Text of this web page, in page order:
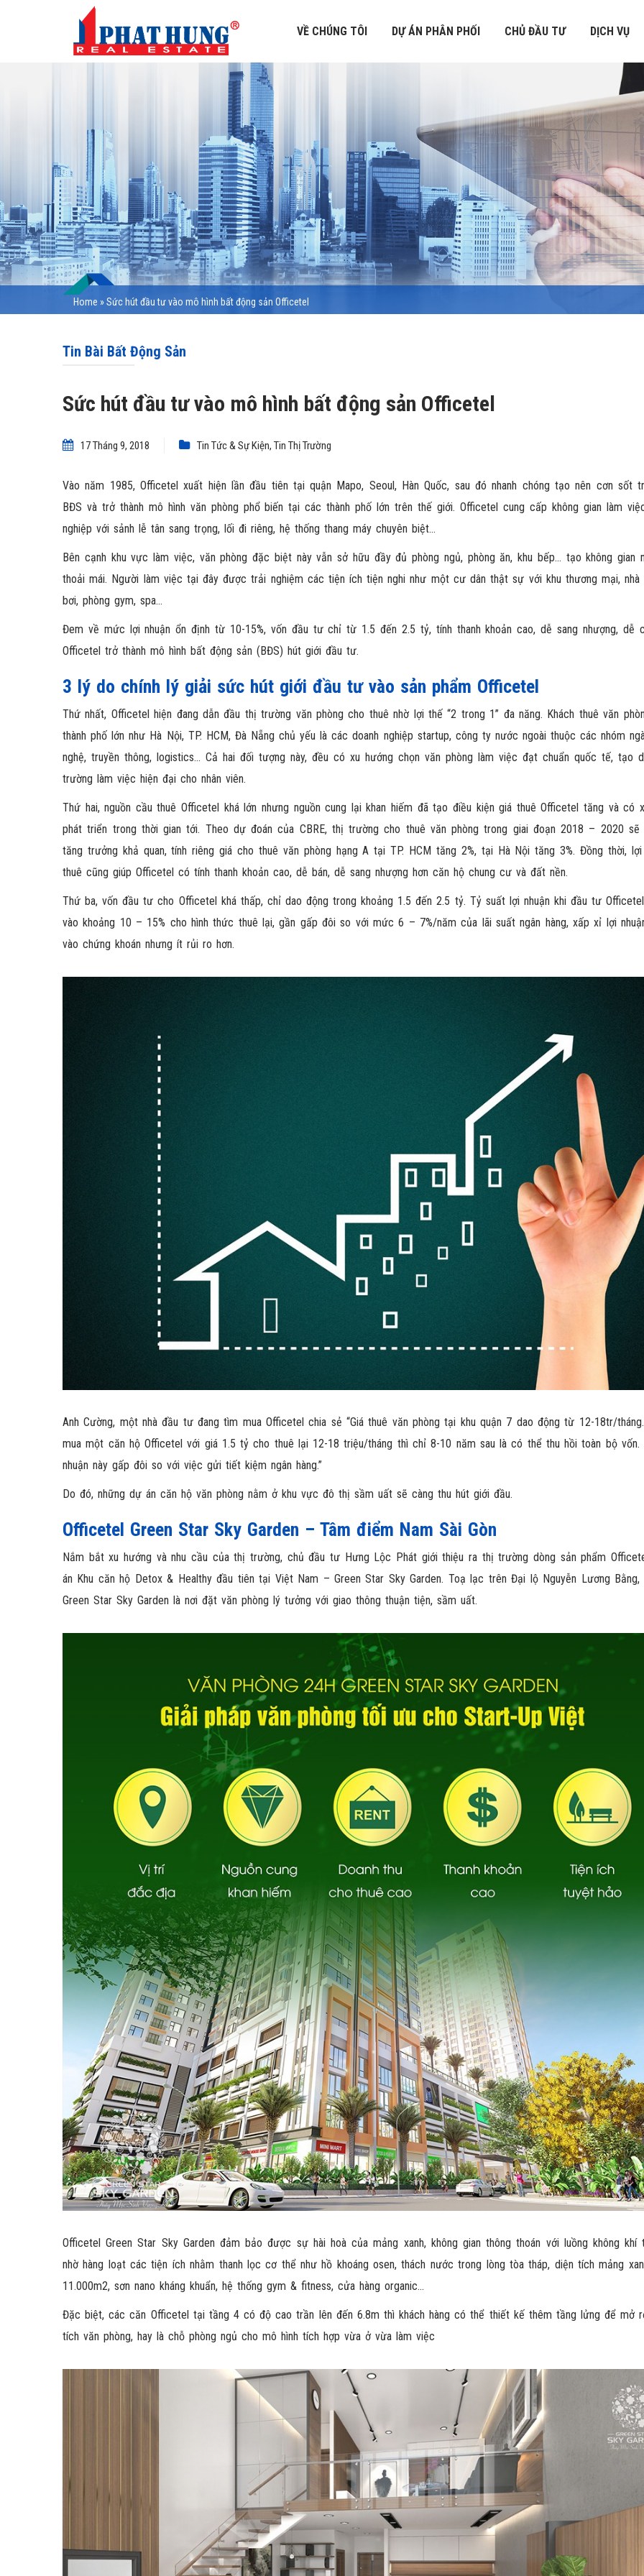
VỀ CHÚNG TÔI DỰ ÁN PHÂN PHỐI CHỦ ĐẦU TƯ DỊCH VỤ
Home »Sức hút đầu tư vào mô hình bất động sản Officetel
Tin Bài Bất Động Sản
Sức hút đầu tư vào mô hình bất động sản Officetel
17 Tháng 9, 2018 Tin Tức & Sự Kiện, Tin Thị Trường
Vào năm 1985, Officetel xuất hiện lần đầu tiên tại quận Mapo, Seoul, Hàn Quốc, sau đó nhanh chóng tạo nên cơn sốt
BĐS và trở thành mô hình văn phòng phổ biến tại các thành phố lớn trên thế giới. Officetel cung cấp không gian làm
nghiệp với sảnh lễ tân sang trọng, lối đi riêng, hệ thống thang máy chuyên biệt…
Bên cạnh khu vực làm việc, văn phòng đặc biệt này vẫn sở hữu đầy đủ phòng ngủ, phòng ăn, khu bếp… tạo không gian
thoải mái. Người làm việc tại đây được trải nghiệm các tiện ích tiện nghi như một cư dân thật sự với khu thương mại, nhà
bơi, phòng gym, spa…
Đem về mức lợi nhuận ổn định từ 10-15%, vốn đầu tư chỉ từ 1.5 đến 2.5 tỷ, tính thanh khoản cao, dễ sang nhượng, dễ
Officetel trở thành mô hình bất động sản (BĐS) hút giới đầu tư.
3 lý do chính lý giải sức hút giới đầu tư vào sản phẩm Officetel
Thứ nhất, Officetel hiện đang dẫn đầu thị trường văn phòng cho thuê nhờ lợi thế “2 trong 1” đa năng. Khách thuê văn
thành phố lớn như Hà Nội, TP. HCM, Đà Nẵng chủ yếu là các doanh nghiệp startup, công ty nước ngoài thuộc các nhóm
nghệ, truyền thông, logistics… Cả hai đối tượng này, đều có xu hướng chọn văn phòng làm việc đạt chuẩn quốc tế, tạo
trường làm việc hiện đại cho nhân viên.
Thứ hai, nguồn cầu thuê Officetel khá lớn nhưng nguồn cung lại khan hiếm đã tạo điều kiện giá thuê Officetel tăng và có
phát triển trong thời gian tới. Theo dự đoán của CBRE, thị trường cho thuê văn phòng trong giai đoạn 2018 – 2020
tăng trưởng khả quan, tính riêng giá cho thuê văn phòng hạng A tại TP. HCM tăng 2%, tại Hà Nội tăng 3%. Đồng thời,
thuê cũng giúp Officetel có tính thanh khoản cao, dễ bán, dễ sang nhượng hơn căn hộ chung cư và đất nền.
Thứ ba, vốn đầu tư cho Officetel khá thấp, chỉ dao động trong khoảng 1.5 đến 2.5 tỷ. Tỷ suất lợi nhuận khi đầu tư
vào khoảng 10 – 15% cho hình thức thuê lại, gần gấp đôi so với mức 6 – 7%/năm của lãi suất ngân hàng, xấp xỉ lợi
vào chứng khoán nhưng ít rủi ro hơn.
Anh Cường, một nhà đầu tư đang tìm mua Officetel chia sẻ “Giá thuê văn phòng tại khu quận 7 dao động từ 12-18tr/
mua một căn hộ Officetel với giá 1.5 tỷ cho thuê lại 12-18 triệu/tháng thì chỉ 8-10 năm sau là có thể thu hồi toàn bộ vốn.
nhuận này gấp đôi so với việc gửi tiết kiệm ngân hàng.”
Do đó, những dự án căn hộ văn phòng nằm ở khu vực đô thị sầm uất sẽ càng thu hút giới đầu.
Officetel Green Star Sky Garden – Tâm điểm Nam Sài Gòn
Nắm bắt xu hướng và nhu cầu của thị trường, chủ đầu tư Hưng Lộc Phát giới thiệu ra thị trường dòng sản phẩm
án Khu căn hộ Detox & Healthy đầu tiên tại Việt Nam – Green Star Sky Garden. Toạ lạc trên Đại lộ Nguyễn Lương Bằng,
Green Star Sky Garden là nơi đặt văn phòng lý tưởng với giao thông thuận tiện, sầm uất.
Officetel Green Star Sky Garden đảm bảo được sự hài hoà của mảng xanh, không gian thông thoán với luồng không khí
nhờ hàng loạt các tiện ích nhằm thanh lọc cơ thể như hồ khoáng osen, thách nước trong lòng tòa tháp, diện tích mảng
11.000m2, sơn nano kháng khuẩn, hệ thống gym & fitness, cửa hàng organic…
Đặc biệt, các căn Officetel tại tầng 4 có độ cao trần lên đến 6.8m thì khách hàng có thể thiết kế thêm tầng lửng để mở
tích văn phòng, hay là chỗ phòng ngủ cho mô hình tích hợp vừa ở vừa làm việc